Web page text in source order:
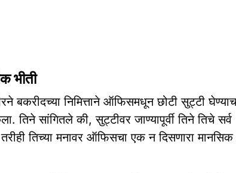
भीती
बकरीदच्या निमित्ताने ऑफिसमधून छोटी सुट्टी
तिने सांगितले की, सुट्टीवर जाण्यापूर्वी तिने तिचे सर्व
तिच्या मनावर ऑफिसचा एक न दिसणारा मानसिक